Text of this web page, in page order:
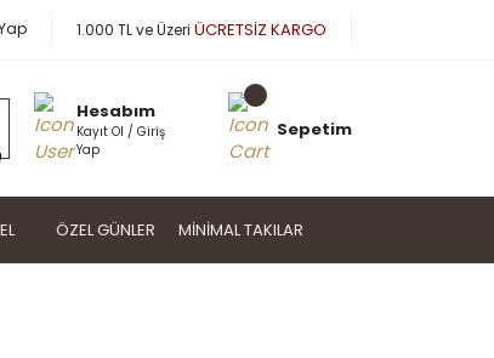
1.000 TL ve Üzeri ÜCRETSİZ KARGO
Hesabım
Kayıt Ol / Giriş
Yap
Sepetim
ÖZEL GÜNLER MINIMAL TAKILAR